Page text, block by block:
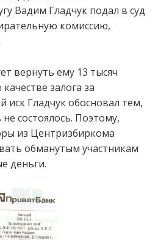
Вадим Гладчук подал в суд
комиссию,
вернуть ему 13 тысяч
залога за
иск Гладчук обосновал тем,
состоялось. Поэтому,
из Центризбиркома
обманутым участникам
деньги.